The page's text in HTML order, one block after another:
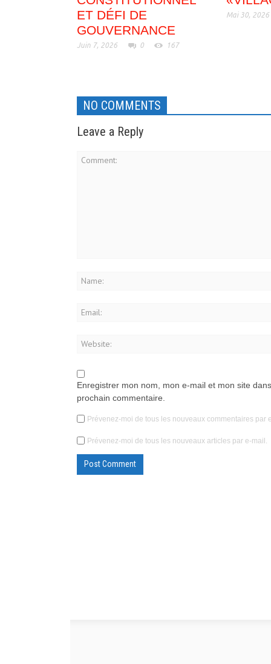
ET DÉFI DE
GOUVERNANCE
Juin 7, 2026 0 167
Mai 30, 2026
NO COMMENTS
Leave a Reply
Enregistrer mon nom, mon e-mail et mon site
prochain commentaire.
Prévenez-moi de tous les nouveaux commentaires par
Prévenez-moi de tous les nouveaux articles par e-mail.